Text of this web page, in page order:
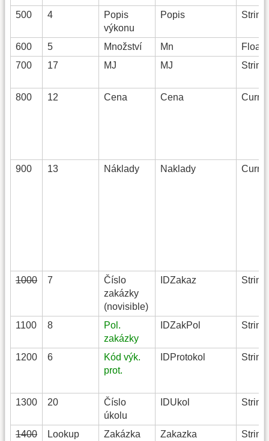
500 4
Popis
výkonu
Popis
600 5 Množství Mn
700
17 MJ MJ
800 12 Cena Cena
900 13 Náklady Naklady
1000 7
Číslo
zakázky
(novisible)
IDZakaz
1100 8
Pol.
zakázky
IDZakPol
1200 6
Kód výk.
prot.
IDProtokol
1300 20
Číslo
úkolu
IDUkol
1400 Lookup
Zakázka
Zakazka